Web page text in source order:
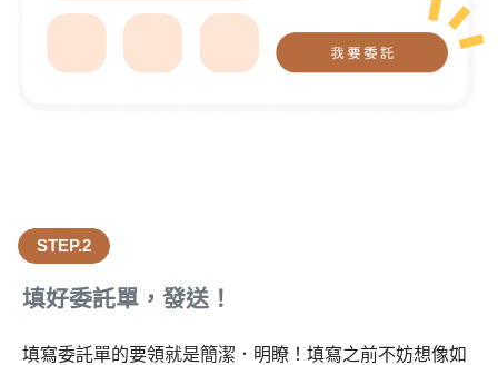
STEP.2
填好委託單，發送！
填寫委託單的要領就是簡潔．明瞭！填寫之前不妨想像如